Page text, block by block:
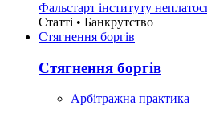
Фальстарт інституту
Статті • Банкрутство
Стягнення боргiв
Стягнення боргiв
Арбітражна практика